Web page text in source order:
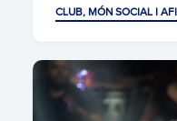
CLUB, MÓN SOCIAL I